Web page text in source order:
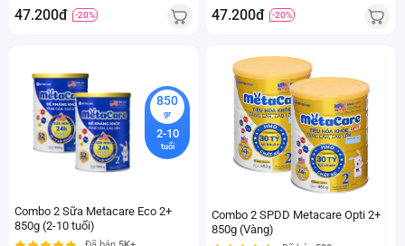
47.200đ -20% 47.200đ -20%
850
gr
2-10
tuổi
Combo 2 Sữa Metacare Eco 2+
850g (2-10 tuổi)
Combo 2 SPDD Metacare Opti 2+
850g (Vàng)